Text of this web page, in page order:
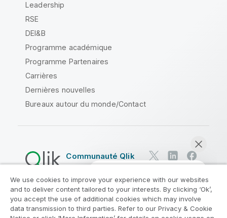
Leadership
RSE
DEI&B
Programme académique
Programme Partenaires
Carrières
Dernières nouvelles
Bureaux autour du monde/Contact
Communauté Qlik
Contrats juridiques
Conditions d'utilisation des produits
Legal Policies
Conditions légales
We use cookies to improve your experience with our websites
and to deliver content tailored to your interests. By clicking ‘Ok’,
you accept the use of additional cookies which may involve
data transmission to third parties. Refer to our Privacy & Cookie